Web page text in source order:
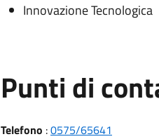
Innovazione Tecnologica
Punti di
Telefono :0575/65641